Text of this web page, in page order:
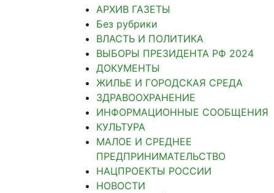
АРХИВ ГАЗЕТЫ
Без рубрики
ВЛАСТЬ И ПОЛИТИКА
ВЫБОРЫ ПРЕЗИДЕНТА РФ 2024
ДОКУМЕНТЫ
ЖИЛЬЕ И ГОРОДСКАЯ СРЕДА
ЗДРАВООХРАНЕНИЕ
ИНФОРМАЦИОННЫЕ СООБЩЕНИЯ
КУЛЬТУРА
МАЛОЕ И СРЕДНЕЕ
ПРЕДПРИНИМАТЕЛЬСТВО
НАЦПРОЕКТЫ РОССИИ
НОВОСТИ